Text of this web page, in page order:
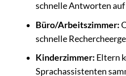
schnelle Antworten auf
Büro/Arbeitszimmer:
schnelle
Kinderzimmer: Eltern
Sprachassistenten